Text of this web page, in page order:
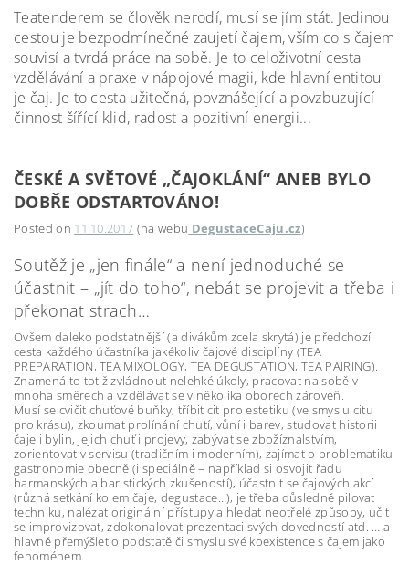
Teatenderem se člověk nerodí, musí se jím stát. Jedinou
cestou je bezpodmínečné zaujetí čajem, vším co s čajem
souvisí a tvrdá práce na sobě. Je to celoživotní cesta
vzdělávání a praxe v nápojové magii, kde hlavní entitou
je čaj. Je to cesta užitečná, povznášející a povzbuzující -
činnost šířící klid, radost a pozitivní energii...
ČESKÉ A SVĚTOVÉ „ČAJOKLÁNÍ“ ANEB BYLO
DOBŘE ODSTARTOVÁNO!
Posted on 11.10.2017 (na webu DegustaceCaju.cz)
Soutěž je „jen finále“ a není jednoduché se
účastnit – „jít do toho“, nebát se projevit a třeba i
překonat strach…
Ovšem daleko podstatnější (a divákům zcela skrytá) je předchozí
cesta každého účastníka jakékoliv čajové disciplíny (TEA
PREPARATION, TEA MIXOLOGY, TEA DEGUSTATION, TEA PAIRING).
Znamená to totiž zvládnout nelehké úkoly, pracovat na sobě v
mnoha směrech a vzdělávat se v několika oborech zároveň.
Musí se cvičit chuťové buňky, tříbit cit pro estetiku (ve smyslu citu
pro krásu), zkoumat prolínání chutí, vůní i barev, studovat historii
čaje i bylin, jejich chuť i projevy, zabývat se zbožíznalstvím,
zorientovat v servisu (tradičním i moderním), zajímat o problematiku
gastronomie obecně (i speciálně – například si osvojit řadu
barmanských a baristických zkušeností), účastnit se čajových akcí
(různá setkání kolem čaje, degustace…), je třeba důsledně pilovat
techniku, nalézat originální přístupy a hledat neotřelé způsoby, učit
se improvizovat, zdokonalovat prezentaci svých dovedností atd. … a
hlavně přemýšlet o podstatě či smyslu své koexistence s čajem jako
fenoménem.